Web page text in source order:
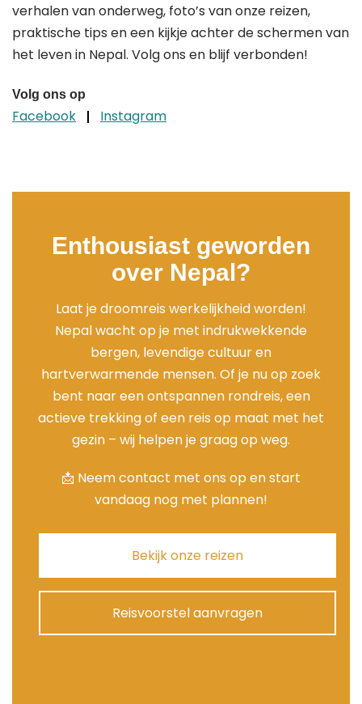
verhalen van onderweg, foto’s van onze reizen,
praktische tips en een kijkje achter de schermen van
het leven in Nepal. Volg ons en blijf verbonden!
Volg ons op
Facebook Instagram
Enthousiast geworden
over Nepal?
Laat je droomreis werkelijkheid worden!
Nepal wacht op je met indrukwekkende
bergen, levendige cultuur en
hartverwarmende mensen. Of je nu op zoek
bent naar een ontspannen rondreis, een
actieve trekking of een reis op maat met het
gezin – wij helpen je graag op weg.
📩 Neem contact met ons op en start
vandaag nog met plannen!
Bekijk onze reizen
Reisvoorstel aanvragen